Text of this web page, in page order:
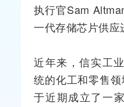
执行官Sam
一代存储芯片供应
近年来，信实工
统的化工和零售
于近期成立了一